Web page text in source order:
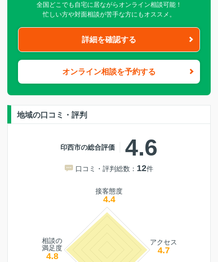
全国どこでも自宅に居ながらオンライン相談可能！
忙しい方や対面相談が苦手な方にもオススメ。
詳細を確認する
オンライン相談を予約する
地域の口コミ・評判
印西市の総合評価 4.6
口コミ・評判総数： 12件
接客態度
4.4
アクセス
4.7
相談の
満足度
4.8